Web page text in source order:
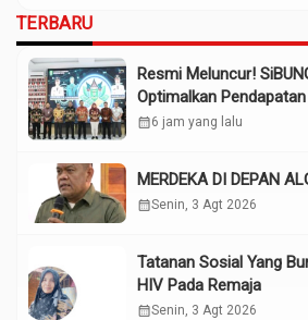
TERBARU
Resmi Meluncur!
Optimalkan
calendar_month6 jam yang lalu
MERDEKA DI DEPAN
calendar_monthSenin, 3 Agt 2026
Tatanan Sosial Yang
HIV Pada Remaja
calendar_monthSenin, 3 Agt 2026